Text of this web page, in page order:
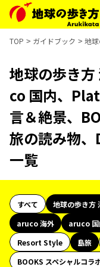
TOP ガイドブック 地
地球の歩き
co 国内、
言＆絶景、
旅の読み物
一覧
すべて 地球の歩き方
aruco 海外
aruco 国
Resort Style
島旅
BOOKS スペシャルコラ